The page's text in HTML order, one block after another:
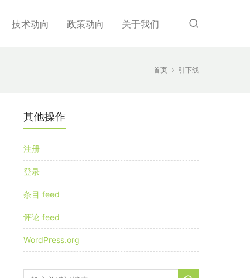
技术动向 政策动向 关于我们
首页 引下线
其他操作
注册
登录
条目 feed
评论 feed
WordPress.org